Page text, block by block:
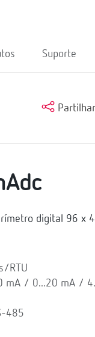
Suporte
Partilhar
digital 96 x
RTU
mA / 0...20 mA /
485